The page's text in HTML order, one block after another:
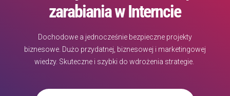
zarabiania w Interncie
Dochodowe a jednocześnie bezpieczne projekty
biznesowe. Dużo przydatnej, biznesowej i marketingowej
wiedzy. Skuteczne i szybki do wdrożenia strategie.